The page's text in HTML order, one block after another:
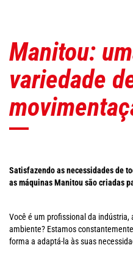
Manitou:
variedade
Satisfazendo as necessidades de
as máquinas Manitou são criadas
Você é um profissional da
ambiente? Estamos
forma a adaptá-la às suas